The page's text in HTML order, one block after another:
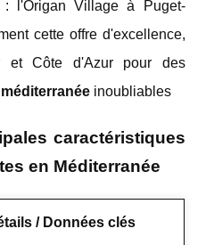
: l'Origan Village à Puget-
cette offre d'excellence,
et Côte d'Azur pour des
inoubliables
caractéristiques
en Méditerranée
/ Données clés